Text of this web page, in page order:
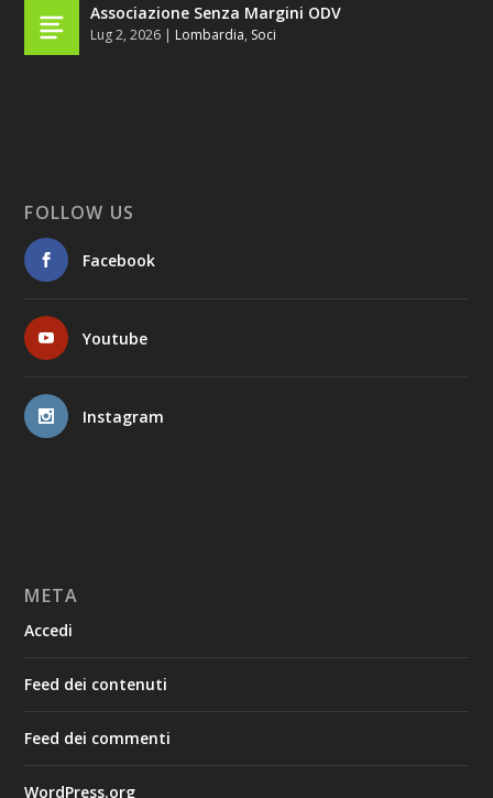
Associazione Senza Margini ODV
Lug 2, 2026 | Lombardia, Soci
FOLLOW US
Facebook
Youtube
Instagram
META
Accedi
Feed dei contenuti
Feed dei commenti
WordPress.org